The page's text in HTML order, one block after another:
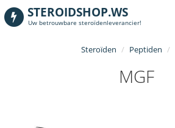
STEROIDSHOP.WS
Uw betrouwbare steroïdenleverancier!
Steroïden Peptiden
MGF